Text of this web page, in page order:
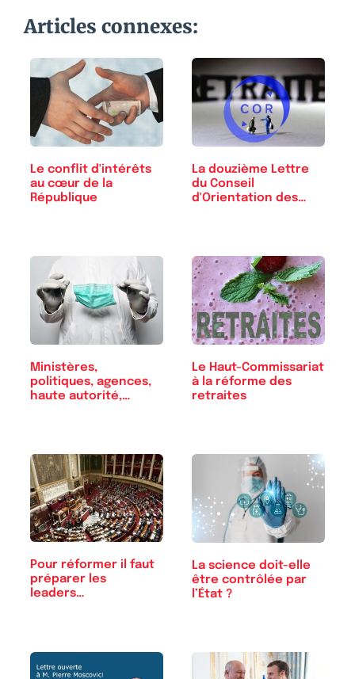
Articles connexes:
Le conflit d'intérêts
au cœur de la
République
La douzième Lettre
du Conseil
d'Orientation des
Ministères,
politiques, agences,
haute autorité,…
Le Haut-Commissariat
à la réforme des
retraites
Pour réformer il faut
préparer les
leaders…
La science doit-elle
être contrôlée par
l’État ?